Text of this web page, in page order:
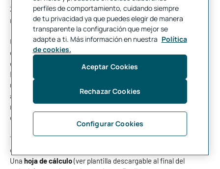
3. Gastos ocasionales. No son necesarios. Por ello, en caso de
necesidad, se puede prescindir de ellos (ocio, viajes…).
Una vez realizada esta clasificación tendremos una visión
general de nuestras finanzas. Asimismo, podremos ver con
detalle en qué conceptos nos estamos gastando el dinero.
El presupuesto se refiere a un periodo concreto, generalmente
un año. Si hay estacionalidad en los ingresos o gastos, nos
ayudará a tener preparada la liquidez suficiente para esos
momentos del año en los que hay menores ingresos o mayores
gastos.
Todos estos datos podemos volcarlos en una tabla.En las
columnas pondremos los meses y en las filas los conceptos.
Una hoja de cálculo(ver plantilla descargable al final del
perfiles de comportamiento, cuidando siempre
de tu privacidad ya que puedes elegir de manera
transparente la configuración que mejor se
adapte a ti. Más información en nuestra Política
de cookies.
Configurar Cookies
Rechazar Cookies
Aceptar Cookies